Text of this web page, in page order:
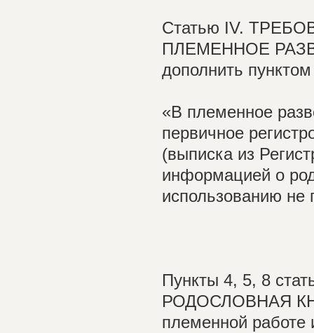
Статью IV.
ПЛЕМЕННОЕ
дополнить
«В племенное
первичное
(выписка из
информацией о
использованию не
Пункты 4, 5, 8
РОДОСЛОВНАЯ
племенной работе